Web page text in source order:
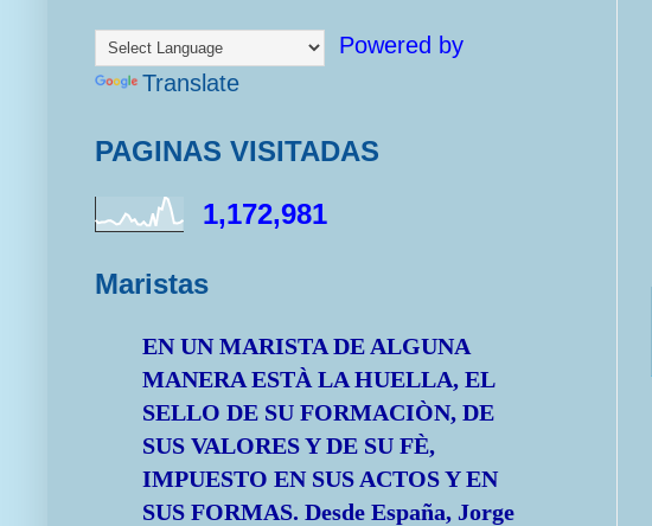
Powered by
Translate
PAGINAS VISITADAS
1,172,981
Maristas
EN UN MARISTA DE ALGUNA
MANERA ESTÀ LA HUELLA, EL
SELLO DE SU FORMACIÒN, DE
SUS VALORES Y DE SU FÈ,
IMPUESTO EN SUS ACTOS Y EN
SUS FORMAS. Desde España, Jorge